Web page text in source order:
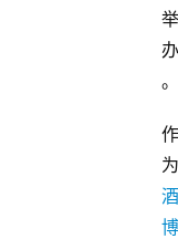
举
办
。
作
为
酒
博